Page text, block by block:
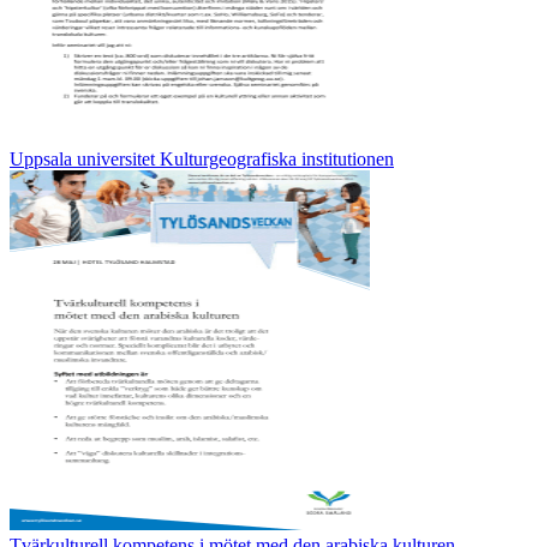
Uppsala universitet Kulturgeografiska institutionen